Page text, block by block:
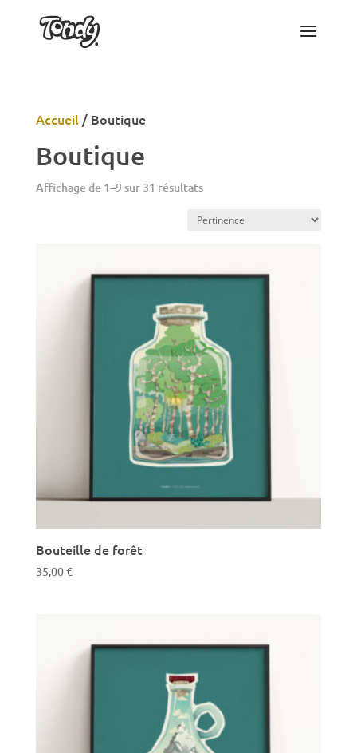
Accueil/ Boutique
Boutique
Affichage de 1–9 sur 31 résultats
Bouteille de forêt
35,00€